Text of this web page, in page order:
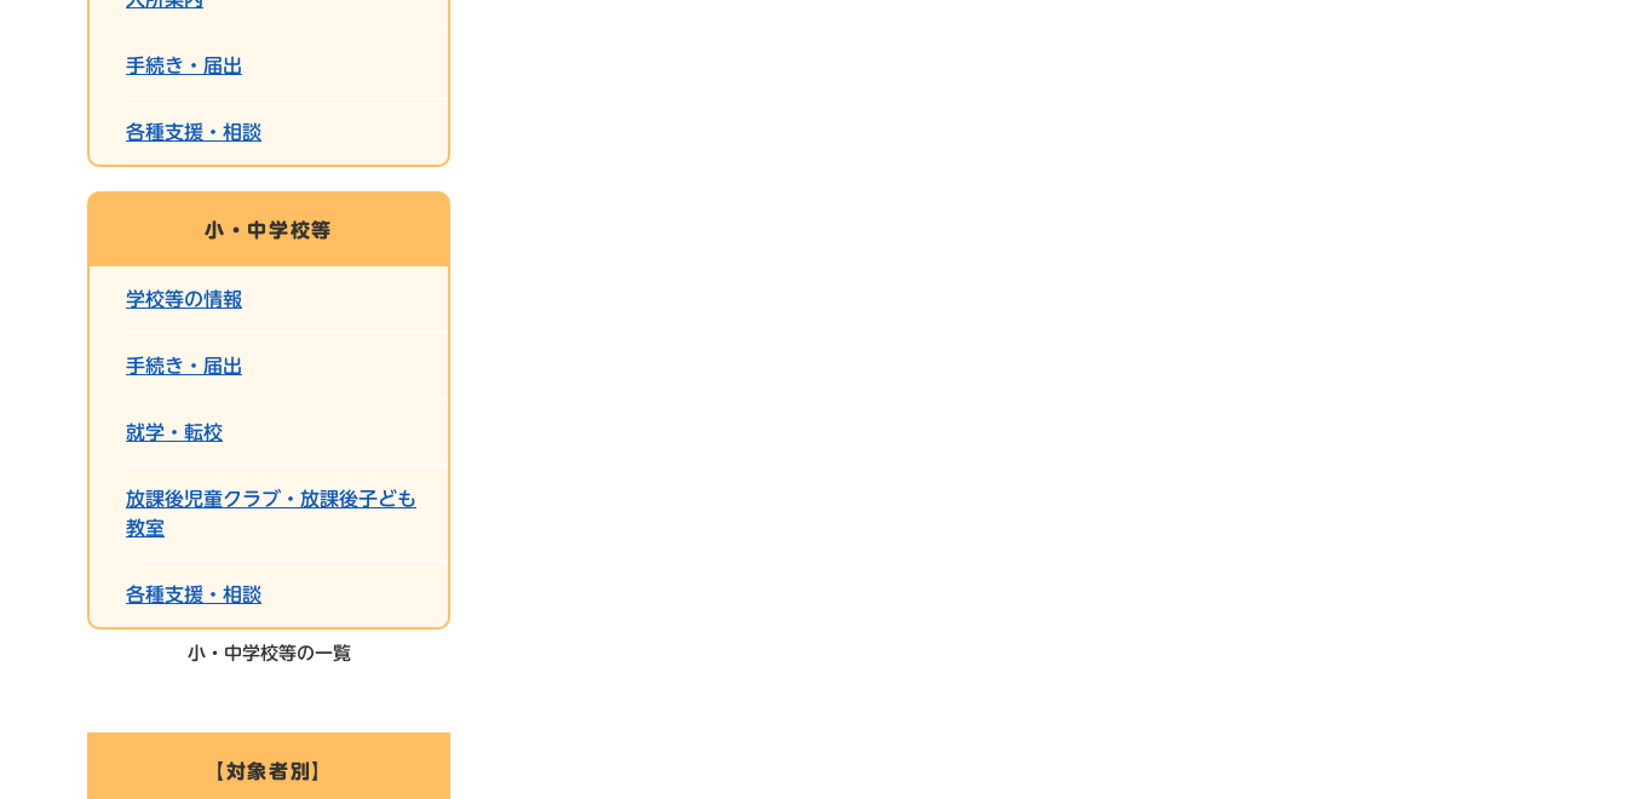
手続き・届出
各種支援・相談
小・中学校等
学校等の情報
手続き・届出
就学・転校
放課後児童クラブ・放課後子ども
教室
各種支援・相談
小・中学校等の一覧
【対象者別】